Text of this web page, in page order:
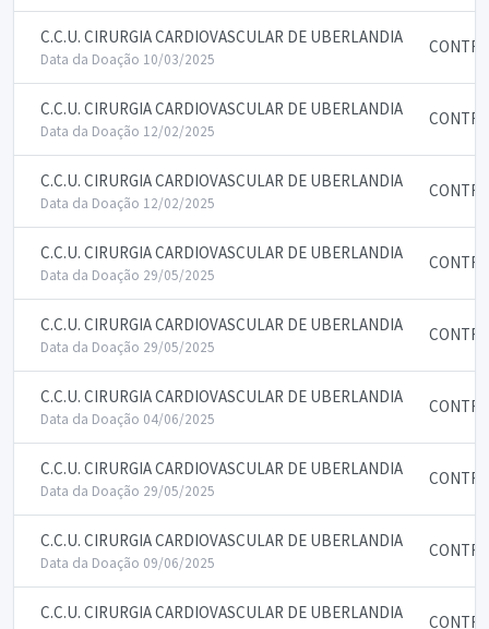
C.C.U. CIRURGIA CARDIOVASCULAR DE UBERLANDIA
Data da Doação 10/03/2025
C.C.U. CIRURGIA CARDIOVASCULAR DE UBERLANDIA
Data da Doação 12/02/2025
C.C.U. CIRURGIA CARDIOVASCULAR DE UBERLANDIA
Data da Doação 12/02/2025
C.C.U. CIRURGIA CARDIOVASCULAR DE UBERLANDIA
Data da Doação 29/05/2025
C.C.U. CIRURGIA CARDIOVASCULAR DE UBERLANDIA
Data da Doação 29/05/2025
C.C.U. CIRURGIA CARDIOVASCULAR DE UBERLANDIA
Data da Doação 04/06/2025
C.C.U. CIRURGIA CARDIOVASCULAR DE UBERLANDIA
Data da Doação 29/05/2025
C.C.U. CIRURGIA CARDIOVASCULAR DE UBERLANDIA
Data da Doação 09/06/2025
C.C.U. CIRURGIA CARDIOVASCULAR DE UBERLANDIA